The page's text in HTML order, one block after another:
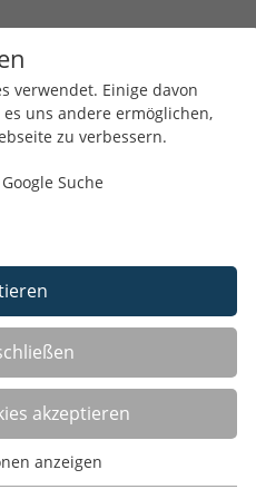
verwendet. Einige davon
uns andere ermöglichen,
zu verbessern.
Google Suche
akzeptieren
anzeigen